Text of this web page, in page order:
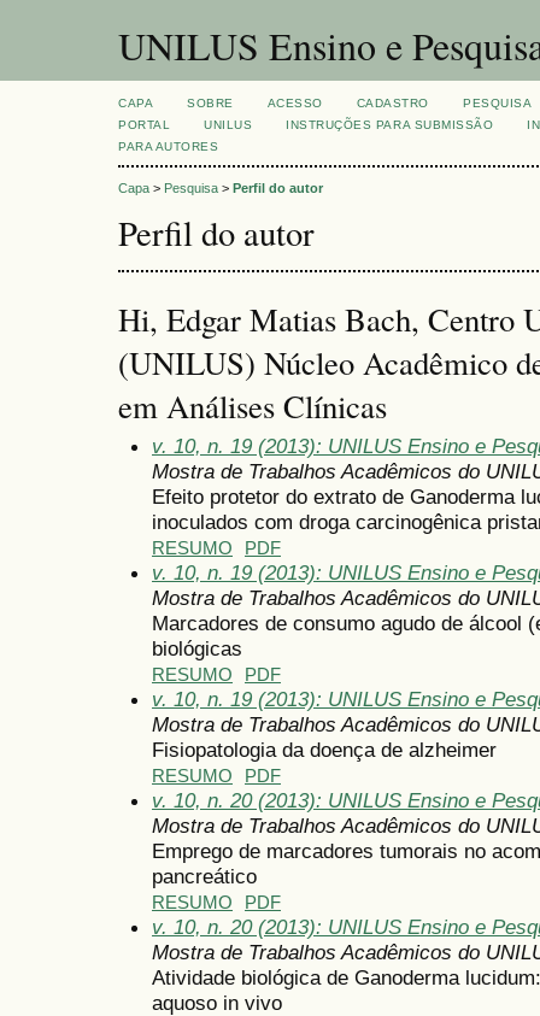
UNILUS Ensino e
CAPA SOBRE ACESSO CADASTRO
PESQUISA
PORTAL
UNILUS INSTRUÇÕES PARA SUBMISSÃO
PARA AUTORES
Capa > Pesquisa > Perfil do autor
Perfil do autor
Hi, Edgar Matias Bach, Centro
(UNILUS) Núcleo Acadêmico
em Análises Clínicas
v. 10, n. 19 (2013): UNILUS Ensino e
Mostra de Trabalhos Acadêmicos do
Efeito protetor do extrato de Ganoderma
inoculados com droga carcinogênica
RESUMO PDF
v. 10, n. 19 (2013): UNILUS Ensino e
Mostra de Trabalhos Acadêmicos do
Marcadores de consumo agudo de álcool
biológicas
RESUMO PDF
v. 10, n. 19 (2013): UNILUS Ensino e
Mostra de Trabalhos Acadêmicos do
Fisiopatologia da doença de alzheimer
RESUMO PDF
v. 10, n. 20 (2013): UNILUS Ensino e
Mostra de Trabalhos Acadêmicos do
Emprego de marcadores tumorais no
pancreático
RESUMO PDF
v. 10, n. 20 (2013): UNILUS Ensino e
Mostra de Trabalhos Acadêmicos do
Atividade biológica de Ganoderma
aquoso in vivo